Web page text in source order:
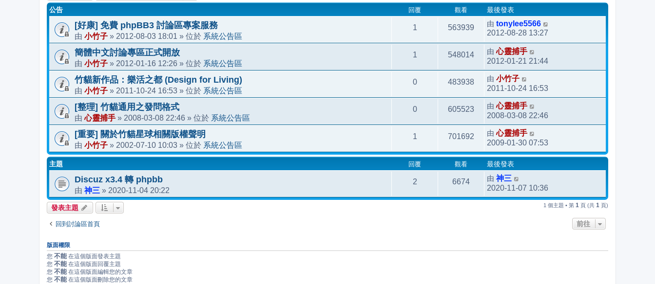
公告 回覆 觀看 最後發表
[好康] 免費 phpBB3 討論區專案服務
由 小竹子 » 2012-08-03 18:01 » 位於 系統公告區
1 563939 由 tonylee5566
2012-08-28 13:27
簡體中文討論專區正式開放
由 小竹子 » 2012-01-16 12:26 » 位於 系統公告區
1 548014 由心靈捕手
2012-01-21 21:44
竹貓新作品：樂活之都 (Design for Living)
由 小竹子 » 2011-10-24 16:53 » 位於 系統公告區
0 483938 由 小竹子
2011-10-24 16:53
[整理] 竹貓通用之發問格式
由心靈捕手 » 2008-03-08 22:46 » 位於 系統公告區
0 605523 由心靈捕手
2008-03-08 22:46
[重要] 關於竹貓星球相關版權聲明
由 小竹子 » 2002-07-10 10:03 » 位於 系統公告區
1 701692 由心靈捕手
2009-01-30 07:53
主題 回覆 觀看 最後發表
Discuz x3.4 轉 phpbb
由 神三 » 2020-11-04 20:22
2 6674 由 神三
2020-11-07 10:36
發表主題 1 個主題 • 第 1 頁 (共 1 頁)
回到討論區首頁 前往
版面權限
您 不能 在這個版面發表主題
您 不能 在這個版面回覆主題
您 不能 在這個版面編輯您的文章
您 不能 在這個版面刪除您的文章